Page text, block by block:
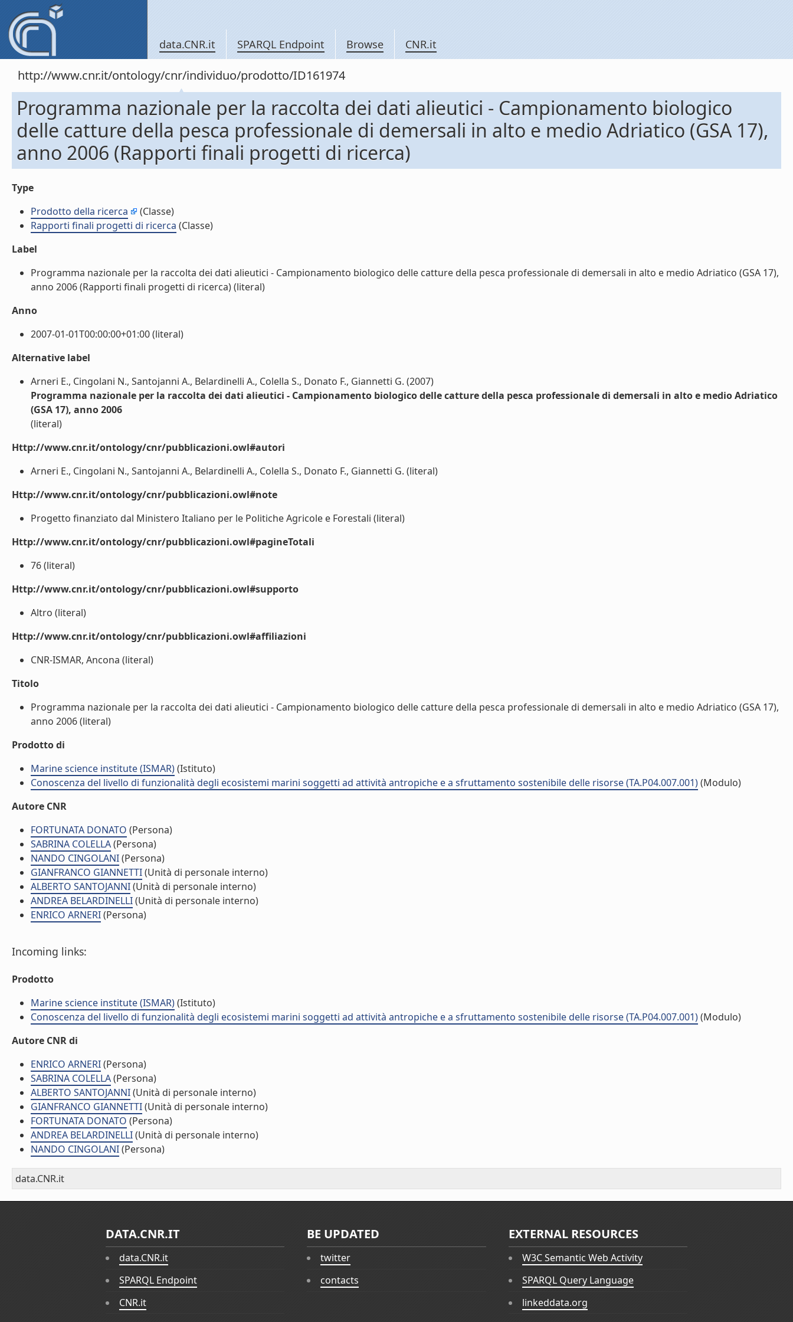
data.CNR.it SPARQL Endpoint Browse CNR.it
http://www.cnr.it/ontology/cnr/individuo/prodotto/ID161974
Programma nazionale per la raccolta dei dati alieutici - Campionamento biologico
delle catture della pesca professionale di demersali in alto e medio Adriatico (GSA 17),
anno 2006 (Rapporti finali progetti di ricerca)
Type
Prodotto della ricerca
(Classe)
Rapporti finali progetti di ricerca (Classe)
Label
Programma nazionale per la raccolta dei dati alieutici - Campionamento biologico delle catture della pesca professionale di demersali in alto e medio Adriatico (GSA 17),
anno 2006 (Rapporti finali progetti di ricerca) (literal)
Anno
2007-01-01T00:00:00+01:00 (literal)
Alternative label
Arneri E., Cingolani N., Santojanni A., Belardinelli A., Colella S., Donato F., Giannetti G. (2007)
Programma nazionale per la raccolta dei dati alieutici - Campionamento biologico delle catture della pesca professionale di demersali in alto e medio Adriatico
(GSA 17), anno 2006
(literal)
Http://www.cnr.it/ontology/cnr/pubblicazioni.owl#autori
Arneri E., Cingolani N., Santojanni A., Belardinelli A., Colella S., Donato F., Giannetti G. (literal)
Http://www.cnr.it/ontology/cnr/pubblicazioni.owl#note
Progetto finanziato dal Ministero Italiano per le Politiche Agricole e Forestali (literal)
Http://www.cnr.it/ontology/cnr/pubblicazioni.owl#pagineTotali
76 (literal)
Http://www.cnr.it/ontology/cnr/pubblicazioni.owl#supporto
Altro (literal)
Http://www.cnr.it/ontology/cnr/pubblicazioni.owl#affiliazioni
CNR-ISMAR, Ancona (literal)
Titolo
Programma nazionale per la raccolta dei dati alieutici - Campionamento biologico delle catture della pesca professionale di demersali in alto e medio Adriatico (GSA 17),
anno 2006 (literal)
Prodotto di
Marine science institute (ISMAR)(Istituto)
Conoscenza del livello di funzionalità degli ecosistemi marini soggetti ad attività antropiche e a sfruttamento sostenibile delle risorse (TA.P04.007.001)(Modulo)
Autore CNR
FORTUNATA DONATO (Persona)
SABRINA COLELLA(Persona)
NANDO CINGOLANI(Persona)
GIANFRANCO GIANNETTI(Unità di personale interno)
ALBERTO SANTOJANNI(Unità di personale interno)
ANDREA BELARDINELLI(Unità di personale interno)
ENRICO ARNERI(Persona)
Incoming links:
Prodotto
Marine science institute (ISMAR)(Istituto)
Conoscenza del livello di funzionalità degli ecosistemi marini soggetti ad attività antropiche e a sfruttamento sostenibile delle risorse (TA.P04.007.001)(Modulo)
Autore CNR di
ENRICO ARNERI(Persona)
SABRINA COLELLA(Persona)
ALBERTO SANTOJANNI(Unità di personale interno)
GIANFRANCO GIANNETTI(Unità di personale interno)
FORTUNATA DONATO (Persona)
ANDREA BELARDINELLI(Unità di personale interno)
NANDO CINGOLANI(Persona)
data.CNR.it
DATA.CNR.IT
data.CNR.it
SPARQL Endpoint
CNR.it
BE UPDATED
twitter
contacts
EXTERNAL RESOURCES
W3C Semantic Web Activity
SPARQL Query Language
linkeddata.org